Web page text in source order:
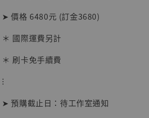
【店內現貨】海賊王
系列蒐藏雕像 布魯
克達摩 [7STARS
Studio]
➤ 價格 6480元 (訂金3680)
＊ 國際運費另計
＊ 刷卡免手續費
⁝
➤ 預購截止日：待工作室通知